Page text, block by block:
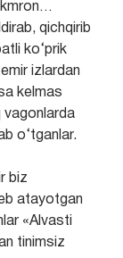
qichqirib
ko‘prik
izlardan
kelmas
vagonlarda
o‘tganlar.
biz
atayotgan
«Alvasti
tinimsiz